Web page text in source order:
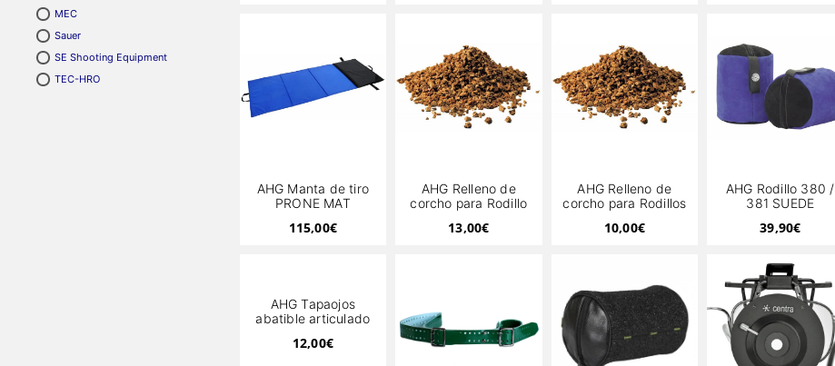
MEC
Sauer
SE Shooting Equipment
TEC-HRO
AHG Manta de tiro
PRONE MAT
115,00€
AHG Relleno de
corcho para Rodillo
13,00€
AHG Relleno de
corcho para Rodillos
10,00€
AHG Rodillo 380 /
381 SUEDE
39,90€
AHG Tapaojos
abatible articulado
12,00€